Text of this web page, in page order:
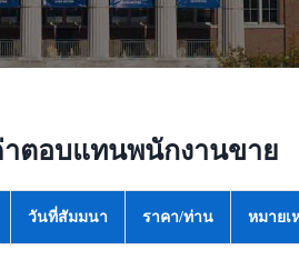
ตอบแทนพนักงานขาย
วันที่สัมมนา ราคา/ท่าน หมายเ